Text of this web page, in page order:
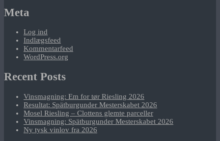
Meta
Log ind
Indlægsfeed
Kommentarfeed
WordPress.org
Recent Posts
Vinsmagning: Em for tør Riesling 2026
Resultat: Spätburgunder Mesterskabet 2026
Mosel Riesling – Clottens glemte parceller
Vinsmagning: Spätburgunder Mesterskabet 2026
Ny tysk vinlov fra 2026